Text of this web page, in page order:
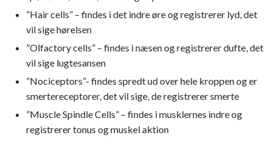
​”Hair cells” – findes i det indre øre og registrerer lyd, det
vil sige hørelsen
​”Olfactory cells” – findes i næsen og registrerer dufte, det
vil sige lugtesansen
​”Nociceptors”- findes spredt ud over hele kroppen og er
smertereceptorer, det vil sige, de registrerer smerte
​”Muscle Spindle Cells” – findes i musklernes indre og
registrerer tonus og muskel aktion